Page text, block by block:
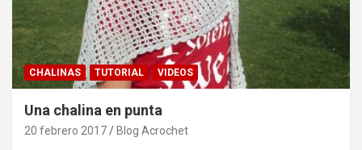
CHALINAS TUTORIAL VIDEOS
Una chalina en punta
20 febrero 2017 Blog Acrochet